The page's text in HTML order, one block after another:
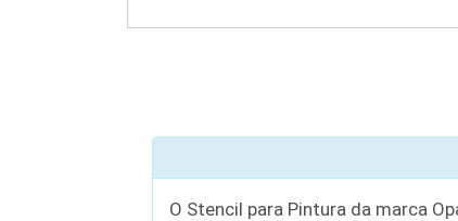
O Stencil para Pintura da marca